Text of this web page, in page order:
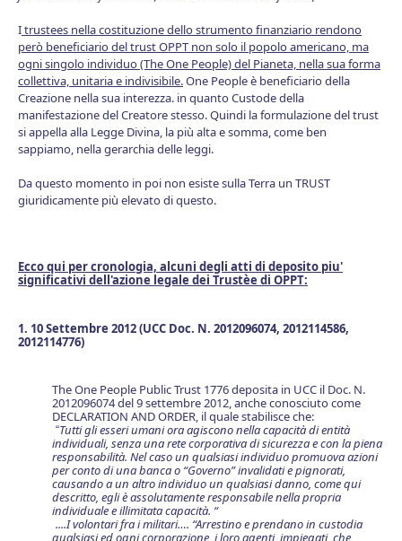
Itrustees nella costituzione dello strumento finanziario rendono
però beneficiario del trust OPPT non solo il popolo americano, ma
ogni singolo individuo (The One People) del Pianeta, nella sua forma
collettiva, unitaria e indivisibile.One People è beneficiario della
Creazione nella sua interezza. in quanto Custode della
manifestazione del Creatore stesso. Quindi la formulazione del trust
si appella alla Legge Divina, la più alta e somma, come ben
sappiamo, nella gerarchia delle leggi.
Da questo momento in poi non esiste sulla Terra un TRUST
giuridicamente più elevato di questo.
Ecco qui per cronologia, alcuni degli atti di deposito piu'
significativi dell'azione legale dei Trustèe di OPPT:
1. 10 Settembre 2012 (UCC Doc. N. 2012096074, 2012114586,
2012114776)
The One People Public Trust 1776 deposita in UCC il Doc. N.
2012096074 del 9 settembre 2012, anche conosciuto come
DECLARATION AND ORDER, il quale stabilisce che:
“Tutti gli esseri umani ora agiscono nella capacità di entità
individuali, senza una rete corporativa di sicurezza e con la piena
responsabilità. Nel caso un qualsiasi individuo promuova azioni
per conto di una banca o “Governo” invalidati e pignorati,
causando a un altro individuo un qualsiasi danno, come qui
descritto, egli è assolutamente responsabile nella propria
individuale e illimitata capacità. “
....I volontari fra i militari…. “Arrestino e prendano in custodia
qualsiasi ed ogni corporazione, i loro agenti, impiegati, che